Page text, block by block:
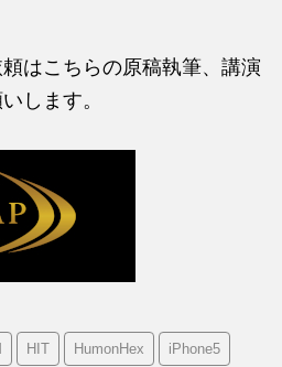
はこちらの原稿執筆、講演
します。
HIT HumonHex iPhone5